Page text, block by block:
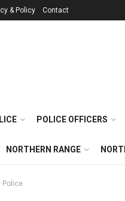
& Policy Contact
POLICE OFFICERS
NORTHERN RANGE
Police